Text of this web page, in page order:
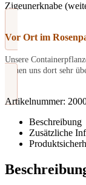
Zigeunerknabe
Vor Ort im
Unsere
freuen uns dort sehr
Artikelnummer:
Beschreibung
Zusätzliche